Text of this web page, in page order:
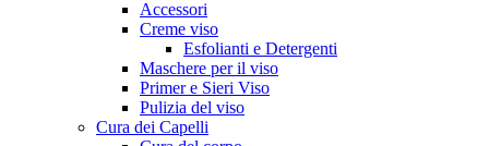
Accessori
Creme viso
Esfolianti e Detergenti
Maschere per il viso
Primer e Sieri Viso
Pulizia del viso
Cura dei Capelli